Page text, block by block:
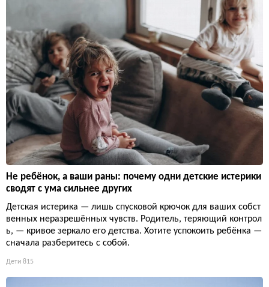
Не ребёнок, а ваши раны: почему одни детские истерики
сводят с ума сильнее других
Детская истерика — лишь спусковой крючок для ваших собст
венных неразрешённых чувств. Родитель, теряющий контрол
ь, — кривое зеркало его детства. Хотите успокоить ребёнка —
сначала разберитесь с собой.
Дети 815